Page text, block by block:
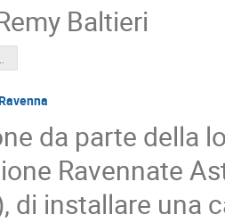
Baltieri
dei cieli bui.pdf
da parte della
Ravennate
di installare una